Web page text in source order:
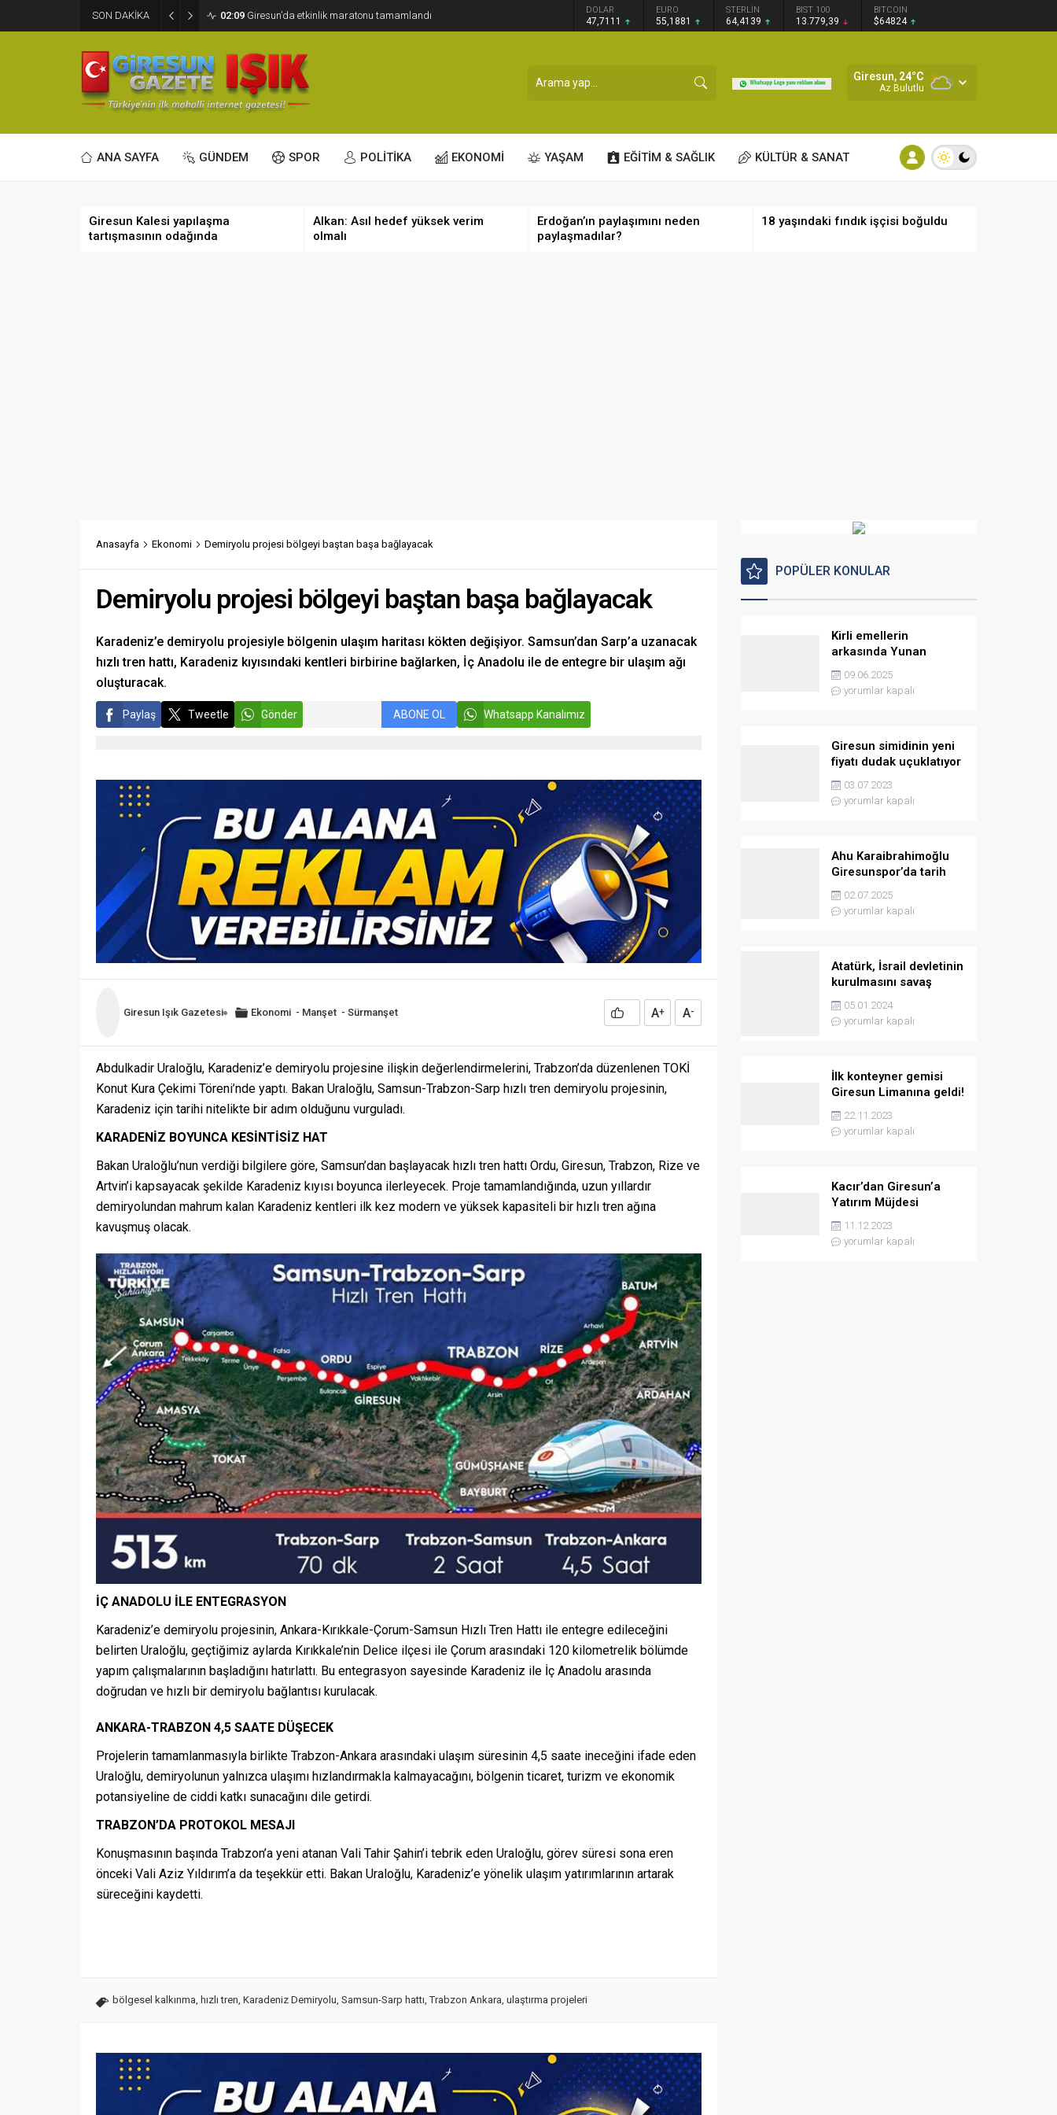
SON DAKİKA 02:09 Giresun’da etkinlik maratonu tamamlandı DOLAR
47,7111
EURO
55,1881
STERLİN
64,4139
BIST 100
13.779,39
BITCOIN
$64824
Giresun, 24°C
Az Bulutlu
ANA SAYFA GÜNDEM SPOR POLİTİKA EKONOMİ YAŞAM EĞİTİM & SAĞLIK KÜLTÜR & SANAT
Giresun Kalesi yapılaşma
tartışmasının odağında
Alkan: Asıl hedef yüksek verim
olmalı
Erdoğan’ın paylaşımını neden
paylaşmadılar?
18 yaşındaki fındık işçisi boğuldu
Anasayfa Ekonomi Demiryolu projesi bölgeyi baştan başa bağlayacak
Demiryolu projesi bölgeyi baştan başa bağlayacak
Karadeniz’e demiryolu projesiyle bölgenin ulaşım haritası kökten değişiyor. Samsun’dan Sarp’a uzanacak
hızlı tren hattı, Karadeniz kıyısındaki kentleri birbirine bağlarken, İç Anadolu ile de entegre bir ulaşım ağı
oluşturacak.
Paylaş Tweetle Gönder ABONE OL Whatsapp Kanalımız
Giresun Işık Gazetesi Ekonomi - Manşet - Sürmanşet A+ A-
Abdulkadir Uraloğlu, Karadeniz’e demiryolu projesine ilişkin değerlendirmelerini, Trabzon’da düzenlenen TOKİ
Konut Kura Çekimi Töreni’nde yaptı. Bakan Uraloğlu, Samsun-Trabzon-Sarp hızlı tren demiryolu projesinin,
Karadeniz için tarihi nitelikte bir adım olduğunu vurguladı.
KARADENİZ BOYUNCA KESİNTİSİZ HAT
Bakan Uraloğlu’nun verdiği bilgilere göre, Samsun’dan başlayacak hızlı tren hattı Ordu, Giresun, Trabzon, Rize ve
Artvin’i kapsayacak şekilde Karadeniz kıyısı boyunca ilerleyecek. Proje tamamlandığında, uzun yıllardır
demiryolundan mahrum kalan Karadeniz kentleri ilk kez modern ve yüksek kapasiteli bir hızlı tren ağına
kavuşmuş olacak.
İÇ ANADOLU İLE ENTEGRASYON
Karadeniz’e demiryolu projesinin, Ankara-Kırıkkale-Çorum-Samsun Hızlı Tren Hattı ile entegre edileceğini
belirten Uraloğlu, geçtiğimiz aylarda Kırıkkale’nin Delice ilçesi ile Çorum arasındaki 120 kilometrelik bölümde
yapım çalışmalarının başladığını hatırlattı. Bu entegrasyon sayesinde Karadeniz ile İç Anadolu arasında
doğrudan ve hızlı bir demiryolu bağlantısı kurulacak.
ANKARA-TRABZON 4,5 SAATE DÜŞECEK
Projelerin tamamlanmasıyla birlikte Trabzon-Ankara arasındaki ulaşım süresinin 4,5 saate ineceğini ifade eden
Uraloğlu, demiryolunun yalnızca ulaşımı hızlandırmakla kalmayacağını, bölgenin ticaret, turizm ve ekonomik
potansiyeline de ciddi katkı sunacağını dile getirdi.
TRABZON’DA PROTOKOL MESAJI
Konuşmasının başında Trabzon’a yeni atanan Vali Tahir Şahin’i tebrik eden Uraloğlu, görev süresi sona eren
önceki Vali Aziz Yıldırım’a da teşekkür etti. Bakan Uraloğlu, Karadeniz’e yönelik ulaşım yatırımlarının artarak
süreceğini kaydetti.
bölgesel kalkınma, hızlı tren, Karadeniz Demiryolu, Samsun-Sarp hattı,Trabzon Ankara, ulaştırma projeleri
POPÜLER KONULAR
Kirli emellerin
arkasında Yunan
istihbaratı var
09.06.2025
yorumlar kapalı
Giresun simidinin yeni
fiyatı dudak uçuklatıyor
03.07.2023
yorumlar kapalı
Ahu Karaibrahimoğlu
Giresunspor’da tarih
yazmaya hazırlanıyor
02.07.2025
yorumlar kapalı
Atatürk, İsrail devletinin
kurulmasını savaş
sebebi olarak ilân
etmişti
05.01.2024
yorumlar kapalı
İlk konteyner gemisi
Giresun Limanına geldi!
22.11.2023
yorumlar kapalı
Kacır’dan Giresun’a
Yatırım Müjdesi
11.12.2023
yorumlar kapalı